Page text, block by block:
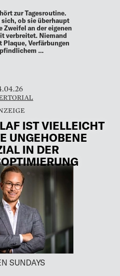
zur Tagesroutine.
ob sie überhaupt
Zweifel an der eigenen
verbreitet. Niemand
Plaque, Verfärbungen
…
IST VIELLEICHT
UNGEHOBENE P
IN DER L
SUNDAYS